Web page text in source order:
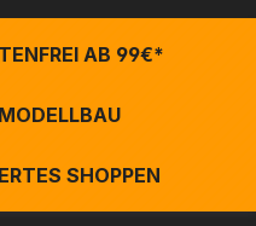
AB 99€*
SHOPPEN